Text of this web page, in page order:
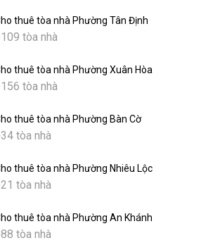
thuê tòa nhà Phường Tân Định
tòa nhà
thuê tòa nhà Phường Xuân Hòa
tòa nhà
thuê tòa nhà Phường Bàn Cờ
tòa nhà
thuê tòa nhà Phường Nhiêu Lộc
tòa nhà
thuê tòa nhà Phường An Khánh
tòa nhà